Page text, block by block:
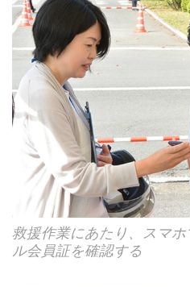
救援作業にあたり、スマ
ル会員証を確認する